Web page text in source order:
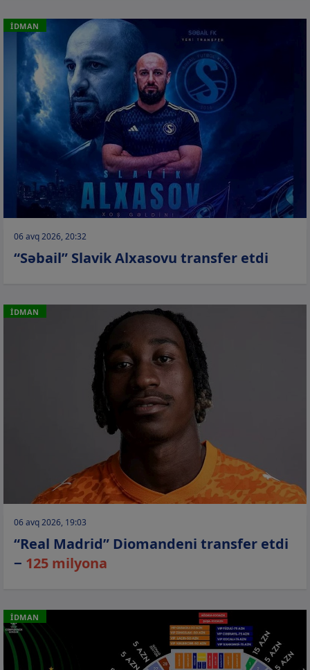
İDMAN
06 avq 2026, 20:32
“Səbail” Slavik Alxasovu transfer etdi
İDMAN
06 avq 2026, 19:03
“Real Madrid” Diomandeni transfer etdi
− 125 milyona
İDMAN